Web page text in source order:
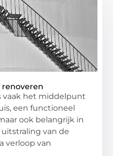
renoveren
vaak het middelpunt
een functioneel
ook belangrijk in
van de
verloop van